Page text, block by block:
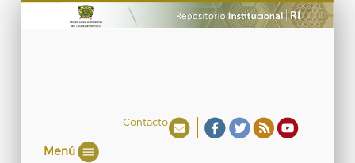
Contacto
Menú